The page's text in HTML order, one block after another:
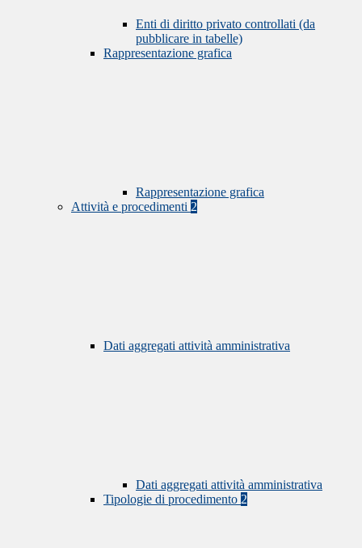
Enti di diritto privato controllati (da
pubblicare in tabelle)
Rappresentazione grafica
Rappresentazione grafica
Attività e procedimenti 2
Dati aggregati attività amministrativa
Dati aggregati attività amministrativa
Tipologie di procedimento 2